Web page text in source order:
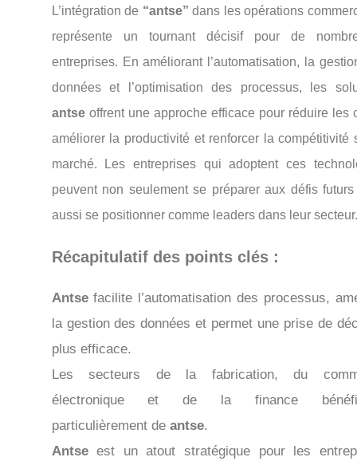
L’intégration de “antse” dans les opérations
représente un tournant décisif pour de
entreprises. En améliorant l’automatisation, la
données et l’optimisation des processus, les
antseoffrent une approche efficace pour réduire les
améliorer la productivité et renforcer la compétitivité
marché. Les entreprises qui adoptent ces
peuvent non seulement se préparer aux défis
aussi se positionner comme leaders dans leur secteur.
Récapitulatif des points clés :
Antsefacilite l’automatisation des processus,
la gestion des données et permet une prise de
plus efficace.
Les secteurs de la fabrication, du
électronique et de la finance
particulièrement de antse.
Antseest un atout stratégique pour les